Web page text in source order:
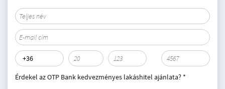
Érdekel az OTP Bank kedvezményes lakáshitel ajánlata? *